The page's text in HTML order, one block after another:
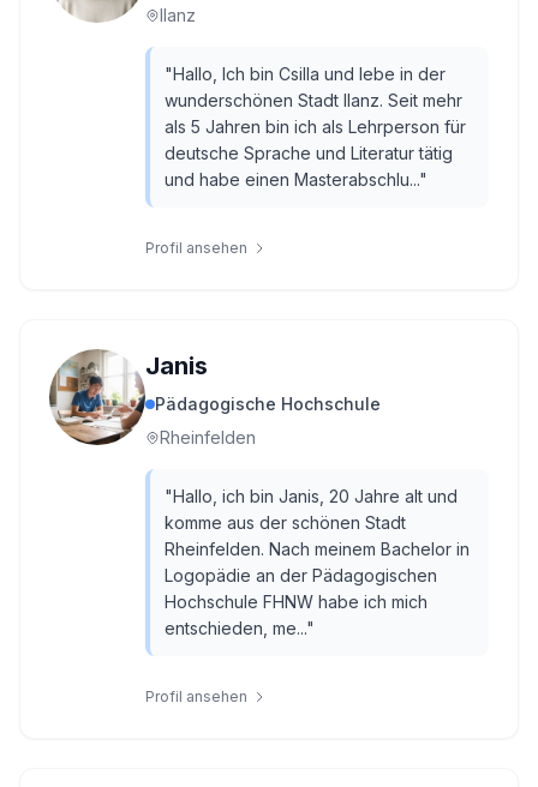
Ilanz
"Hallo, Ich bin Csilla und lebe in der
wunderschönen Stadt Ilanz. Seit mehr
als 5 Jahren bin ich als Lehrperson für
deutsche Sprache und Literatur tätig
und habe einen Masterabschlu..."
Profil ansehen
Janis
Pädagogische Hochschule
Rheinfelden
"Hallo, ich bin Janis, 20 Jahre alt und
komme aus der schönen Stadt
Rheinfelden. Nach meinem Bachelor in
Logopädie an der Pädagogischen
Hochschule FHNW habe ich mich
entschieden, me..."
Profil ansehen